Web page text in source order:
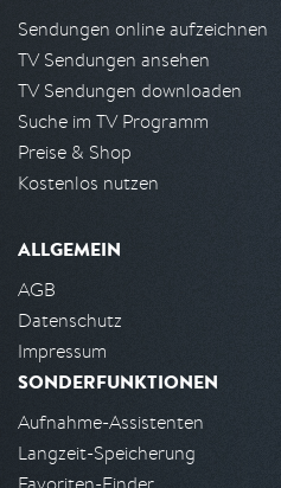
Sendungen online aufzeichnen
TV Sendungen ansehen
TV Sendungen downloaden
Suche im TV Programm
Preise & Shop
Kostenlos nutzen
ALLGEMEIN
AGB
Datenschutz
Impressum
SONDERFUNKTIONEN
Aufnahme-Assistenten
Langzeit-Speicherung